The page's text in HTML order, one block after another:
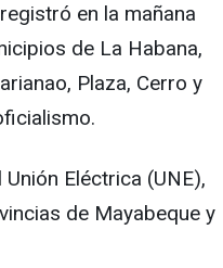
en la mañana
de La Habana,
Plaza, Cerro y
Eléctrica (UNE),
de Mayabeque y